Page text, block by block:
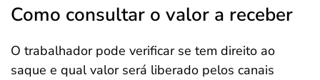
Como consultar o valor a receber
O trabalhador pode verificar se tem direito ao
saque e qual valor será liberado pelos canais